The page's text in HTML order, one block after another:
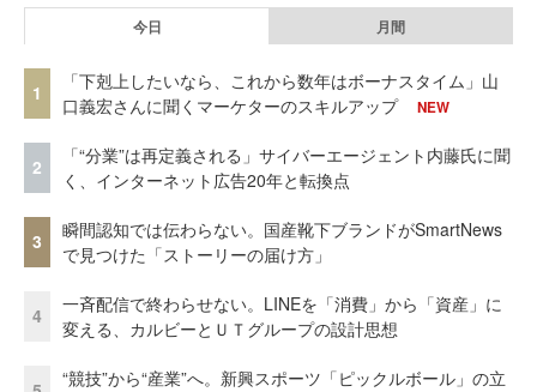
今日 月間
1
「下剋上したいなら、これから数年はボーナスタイム」山
口義宏さんに聞くマーケターのスキルアップ
NEW
2
「“分業”は再定義される」サイバーエージェント内藤氏に聞
く、インターネット広告20年と転換点
3
瞬間認知では伝わらない。国産靴下ブランドがSmartNews
で見つけた「ストーリーの届け方」
4
一斉配信で終わらせない。LINEを「消費」から「資産」に
変える、カルビーとＵＴグループの設計思想
“競技”から“産業”へ。新興スポーツ「ピックルボール」の立